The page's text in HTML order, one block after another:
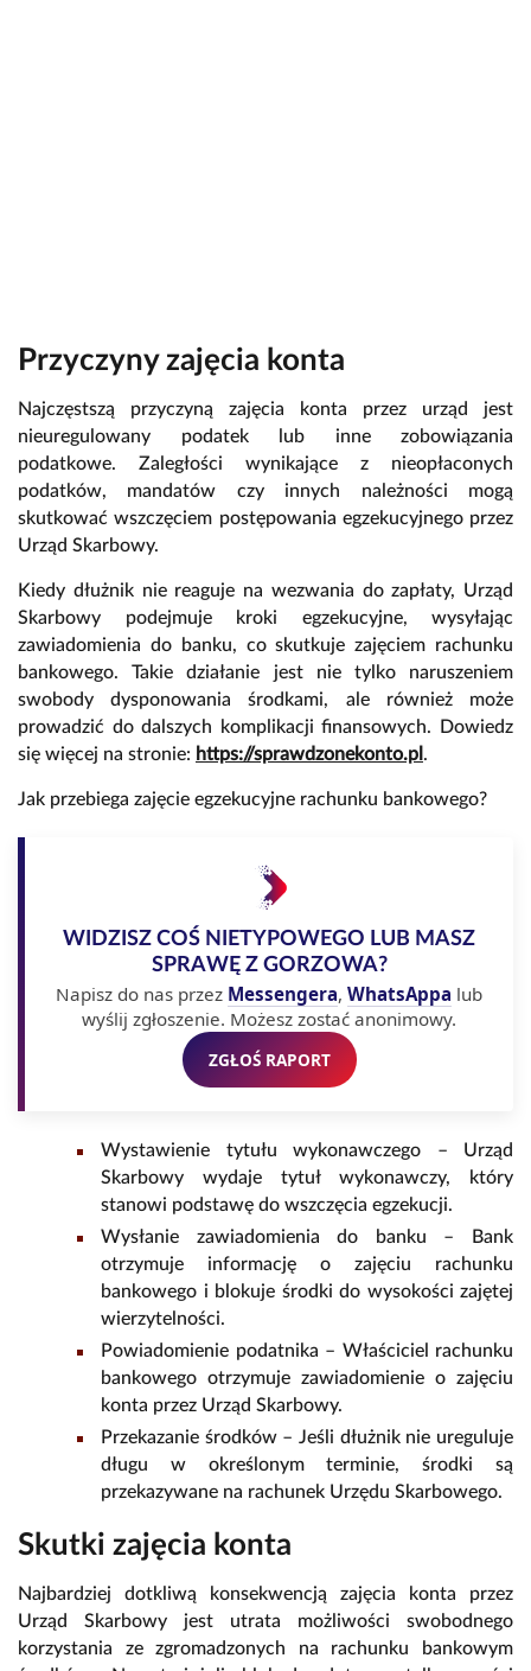
Przyczyny zajęcia konta
Najczęstszą przyczyną zajęcia konta przez urząd jest
nieuregulowany podatek lub inne zobowiązania
podatkowe. Zaległości wynikające z nieopłaconych
podatków, mandatów czy innych należności mogą
skutkować wszczęciem postępowania egzekucyjnego przez
Urząd Skarbowy.
Kiedy dłużnik nie reaguje na wezwania do zapłaty, Urząd
Skarbowy podejmuje kroki egzekucyjne, wysyłając
zawiadomienia do banku, co skutkuje zajęciem rachunku
bankowego. Takie działanie jest nie tylko naruszeniem
swobody dysponowania środkami, ale również może
prowadzić do dalszych komplikacji finansowych. Dowiedz
się więcej na stronie: https://sprawdzonekonto.pl .
Jak przebiega zajęcie egzekucyjne rachunku bankowego?
WIDZISZ COŚ NIETYPOWEGO LUB MASZ
SPRAWĘ Z GORZOWA?
Napisz do nas przez Messengera, WhatsAppa lub
wyślij zgłoszenie. Możesz zostać anonimowy.
ZGŁOŚ RAPORT
Wystawienie tytułu wykonawczego – Urząd
Skarbowy wydaje tytuł wykonawczy, który
stanowi podstawę do wszczęcia egzekucji.
Wysłanie zawiadomienia do banku – Bank
otrzymuje informację o zajęciu rachunku
bankowego i blokuje środki do wysokości zajętej
wierzytelności.
Powiadomienie podatnika – Właściciel rachunku
bankowego otrzymuje zawiadomienie o zajęciu
konta przez Urząd Skarbowy.
Przekazanie środków – Jeśli dłużnik nie ureguluje
długu w określonym terminie, środki są
przekazywane na rachunek Urzędu Skarbowego.
Skutki zajęcia konta
Najbardziej dotkliwą konsekwencją zajęcia konta przez
Urząd Skarbowy jest utrata możliwości swobodnego
korzystania ze zgromadzonych na rachunku bankowym